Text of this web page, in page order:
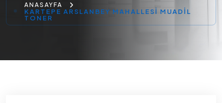
ANASAYFA
KARTEPE ARSLANBEY MAHALLESI MUADIL
TONER